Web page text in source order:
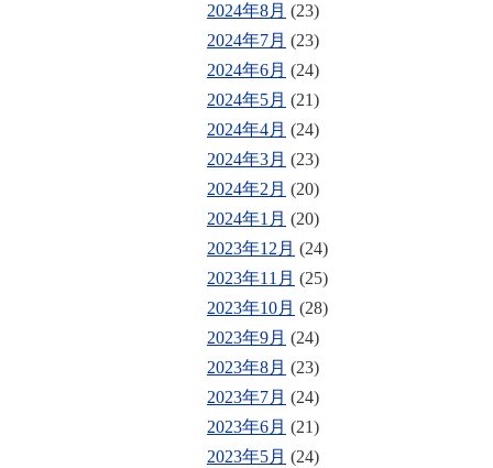
2024年8月 (23)
2024年7月 (23)
2024年6月 (24)
2024年5月 (21)
2024年4月 (24)
2024年3月 (23)
2024年2月 (20)
2024年1月 (20)
2023年12月 (24)
2023年11月 (25)
2023年10月 (28)
2023年9月 (24)
2023年8月 (23)
2023年7月 (24)
2023年6月 (21)
2023年5月 (24)